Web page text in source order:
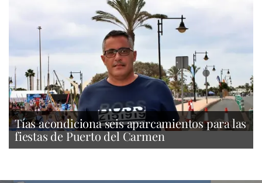
Tías acondiciona seis aparcamientos para las
fiestas de Puerto del Carmen